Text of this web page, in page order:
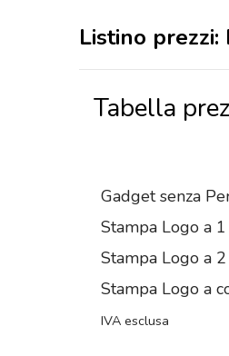
Listino
Tabella
Gadget senza
Stampa Logo a
Stampa Logo a
Stampa Logo a
IVA esclusa